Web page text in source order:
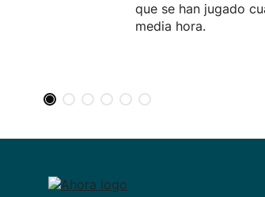
que se han jugado
media hora.